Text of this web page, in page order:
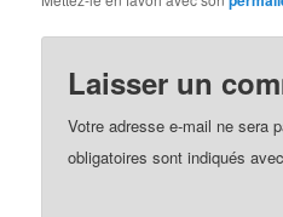
Laisser un
Votre adresse e-mail ne sera
obligatoires sont indiqués